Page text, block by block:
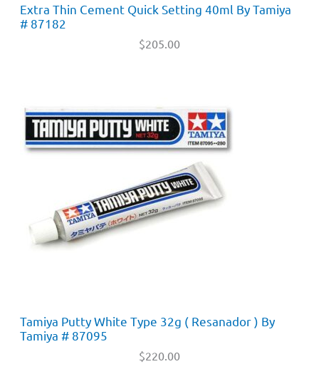
Extra Thin Cement Quick Setting 40ml By Tamiya
# 87182
$205.00
Tamiya Putty White Type 32g ( Resanador ) By
Tamiya # 87095
$220.00